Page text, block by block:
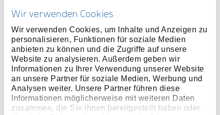
Wir verwenden Cookies
Wir verwenden Cookies, um Inhalte und Anzeigen zu
personalisieren, Funktionen für soziale Medien
anbieten zu können und die Zugriffe auf unsere
Website zu analysieren. Außerdem geben wir
Informationen zu Ihrer Verwendung unserer Website
an unsere Partner für soziale Medien, Werbung und
Analysen weiter. Unsere Partner führen diese
Informationen möglicherweise mit weiteren Daten
zusammen, die Sie ihnen bereitgestellt haben oder
Produktlinie
Produktbeschreibung
Satz mit gängigen Bitgrößen und Antriebsadapter
mit Bit-Arretierung
Lange Bits
Bit-Schraubendreher mit starkem Magneten für
einfachen und schnellen Austausch von Bits und
ergonomischem Griff